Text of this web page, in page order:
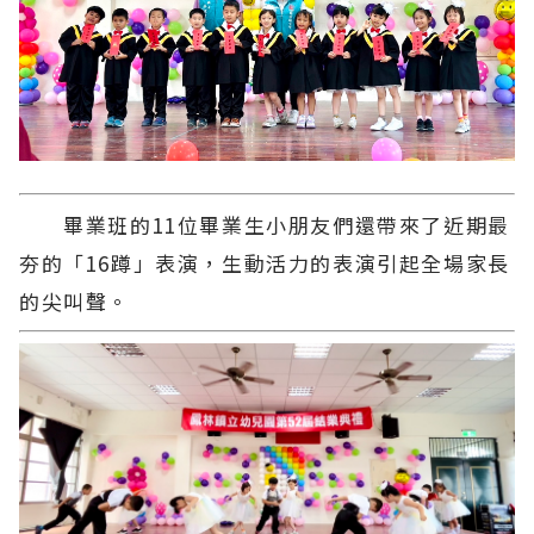
畢業班的11位畢業生小朋友們還帶來了近期最
夯的「16蹲」表演，生動活力的表演引起全場家長
的尖叫聲。